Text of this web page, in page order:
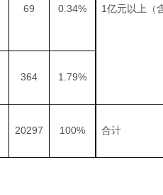
69 0.34% 1 亿元以上（
364 1.79%
20297 100% 合计